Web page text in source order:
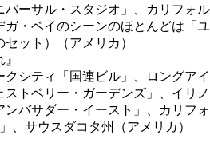
バーサル・スタジオ」、カリフォル
ガ・ベイのシーンのほとんどは「ユ
ット）（アメリカ）
シティ「国連ビル」、ロングアイ
トベリー・ガーデンズ」、イリノ
バサダー・イースト」、カリフォ
、サウスダコタ州（アメリカ）